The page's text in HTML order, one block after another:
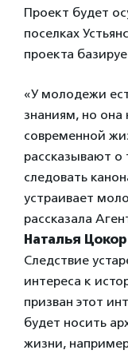
Проект будет
поселках
проекта
«У молодежи
знаниям, но она
современной
рассказывают о
следовать
устраивает
рассказала
Наталья
Следствие
интереса к
призван этот
будет носить
жизни,